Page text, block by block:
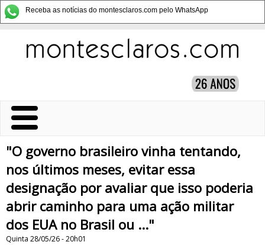
Receba as notícias do montesclaros.com pelo WhatsApp
"O governo brasileiro vinha tentando,
nos últimos meses, evitar essa
designação por avaliar que isso poderia
abrir caminho para uma ação militar
dos EUA no Brasil ou ..."
Quinta 28/05/26 - 20h01